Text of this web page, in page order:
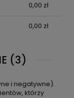
0,00 zł
0,00 zł
(3)
i negatywne).
którzy